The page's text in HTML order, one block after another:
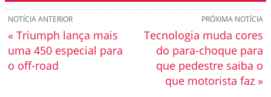
PRÓXIMA NOTÍCIA
Tecnologia muda cores
do para-choque para
que pedestre saiba o
que motorista faz »
NOTÍCIA ANTERIOR
« Triumph lança mais
uma 450 especial para
o off-road